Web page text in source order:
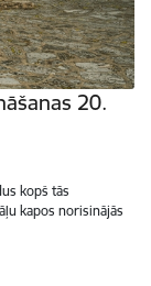
20.
kopš tās
kapos norisinājās